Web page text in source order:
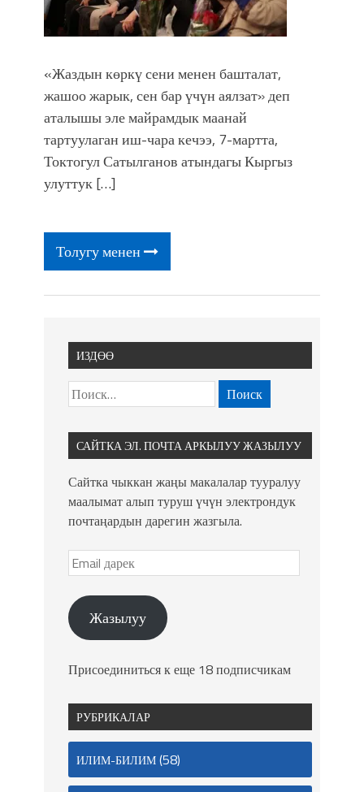
«Жаздын көркү сени менен башталат,
жашоо жарык, сен бар үчүн аялзат» деп
аталышы эле майрамдык маанай
тартуулаган иш-чара кечээ, 7-мартта,
Токтогул Сатылганов атындагы Кыргыз
улуттук […]
Толугу менен
ИЗДӨӨ
САЙТКА ЭЛ. ПОЧТА АРКЫЛУУ ЖАЗЫЛУУ
Сайтка чыккан жаңы макалалар тууралуу
маалымат алып туруш үчүн электрондук
почтаңардын дарегин жазгыла.
Жазылуу
Присоединиться к еще 18 подписчикам
РУБРИКАЛАР
ИЛИМ-БИЛИМ(58)